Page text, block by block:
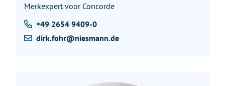
Merkexpert voor Concorde
+49 2654 9409-0
dirk.fohr@niesmann.de